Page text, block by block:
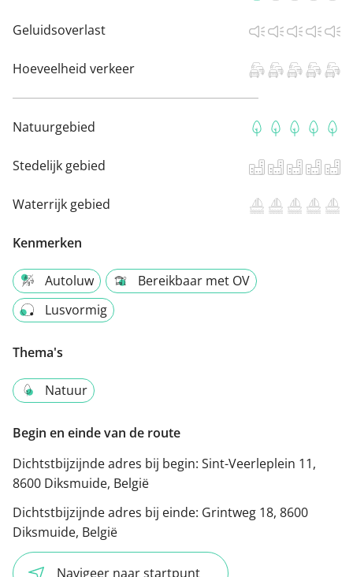
Geluidsoverlast
Hoeveelheid verkeer
Natuurgebied
Stedelijk gebied
Waterrijk gebied
Kenmerken
Autoluw
Bereikbaar met OV
Lusvormig
Thema's
Natuur
Begin en einde van de route
Dichtstbijzijnde adres bij begin: Sint-Veerleplein 11,
8600 Diksmuide, België
Dichtstbijzijnde adres bij einde: Grintweg 18, 8600
Diksmuide, België
Navigeer naar startpunt